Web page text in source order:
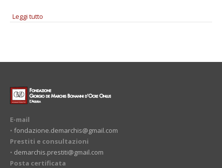
Leggi tutto
E-mail
• fondazione.demarchis@gmail.com
Prestiti e consultazioni
• demarchis.prestiti@gmail.com
Posta certificata